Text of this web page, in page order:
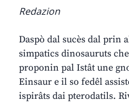
Redazion
Daspò dal sucès dal prin
simpatics dinosauruts
proponin pal Istât une
Einsaur e il so fedêl
ispirâts dai pterodatils.